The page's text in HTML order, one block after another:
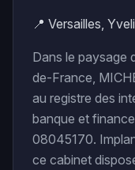
📍 Versailles,
Dans le paysage
de-France,
au registre des
banque et
08045170.
ce cabinet